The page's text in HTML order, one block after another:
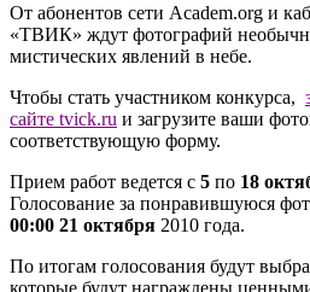
От абонентов сети Academ.org и
«ТВИК» ждут фотографий
мистических явлений в небе.
Чтобы стать участником конкурса,
сайте tvick.ru и загрузите ваши
соответствующую форму.
Прием работ ведется с 5 по 18
Голосование за понравившуюся
00:00 21 октября 2010 года.
По итогам голосования будут
которые будут награждены